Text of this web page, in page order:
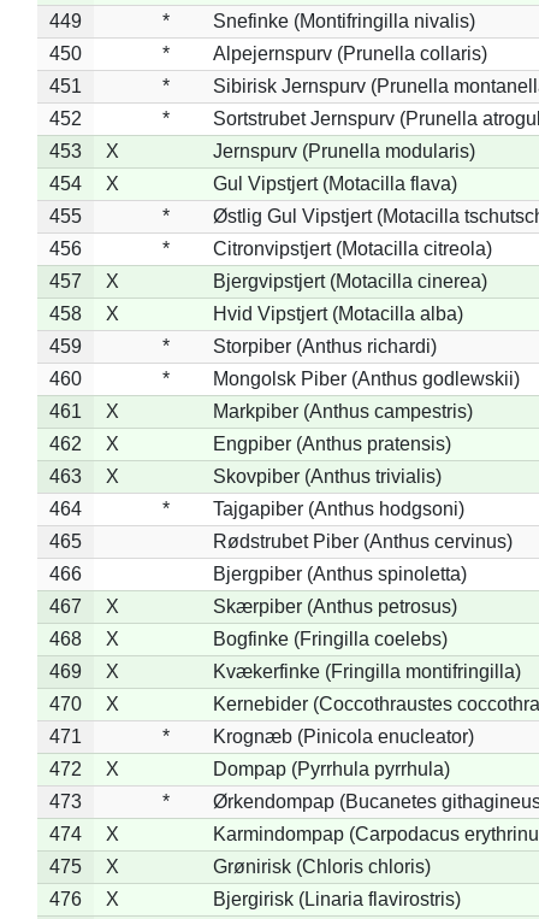
449
*
Snefinke (Montifringilla nivalis)
450
*
Alpejernspurv (Prunella collaris)
451
*
Sibirisk Jernspurv (Prunella
452
*
Sortstrubet Jernspurv (Prunella
453
X
Jernspurv (Prunella modularis)
454
X
Gul Vipstjert (Motacilla flava)
455
*
Østlig Gul Vipstjert (Motacilla
456
*
Citronvipstjert (Motacilla citreola)
457
X
Bjergvipstjert (Motacilla cinerea)
458
X
Hvid Vipstjert (Motacilla alba)
459
*
Storpiber (Anthus richardi)
460
*
Mongolsk Piber (Anthus godlewskii)
461
X
Markpiber (Anthus campestris)
462
X
Engpiber (Anthus pratensis)
463
X
Skovpiber (Anthus trivialis)
464
*
Tajgapiber (Anthus hodgsoni)
465
Rødstrubet Piber (Anthus cervinus)
466
Bjergpiber (Anthus spinoletta)
467
X
Skærpiber (Anthus petrosus)
468
X
Bogfinke (Fringilla coelebs)
469
X
Kvækerfinke (Fringilla montifringilla)
470
X
Kernebider (Coccothraustes
471
*
Krognæb (Pinicola enucleator)
472
X
Dompap (Pyrrhula pyrrhula)
473
*
Ørkendompap (Bucanetes
474
X
Karmindompap (Carpodacus
475
X
Grønirisk (Chloris chloris)
476
X
Bjergirisk (Linaria flavirostris)